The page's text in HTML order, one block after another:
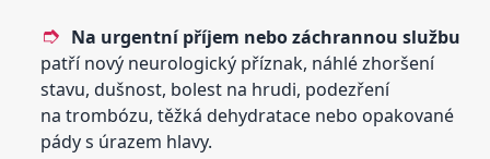
Na urgentní příjem nebo záchrannou službu
patří nový neurologický příznak, náhlé zhoršení
stavu, dušnost, bolest na hrudi, podezření
na trombózu, těžká dehydratace nebo opakované
pády s úrazem hlavy.